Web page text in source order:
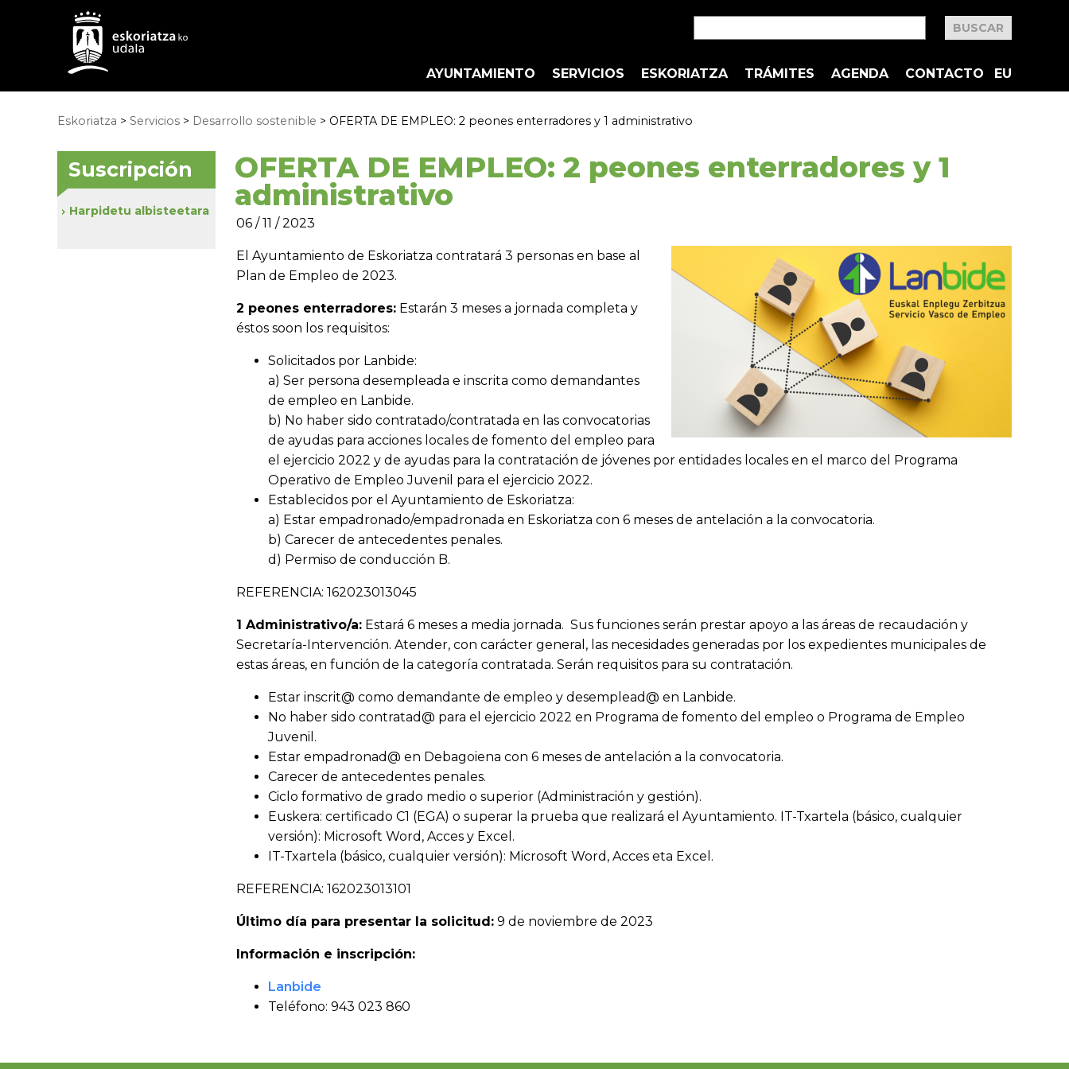
AYUNTAMIENTO SERVICIOS ESKORIATZA TRÁMITES AGENDA CONTACTO EU
Eskoriatza > Servicios > Desarrollo sostenible > OFERTA DE EMPLEO: 2 peones enterradores y 1 administrativo
OFERTA DE EMPLEO: 2 peones enterradores y 1
administrativo
06 / 11 / 2023
El Ayuntamiento de Eskoriatza contratará 3 personas en base al
Plan de Empleo de 2023.
2 peones enterradores: Estarán 3 meses a jornada completa y
éstos soon los requisitos:
Solicitados por Lanbide:
a) Ser persona desempleada e inscrita como demandantes
de empleo en Lanbide.
b) No haber sido contratado/contratada en las convocatorias
de ayudas para acciones locales de fomento del empleo para
el ejercicio 2022 y de ayudas para la contratación de jóvenes por entidades locales en el marco del Programa
Operativo de Empleo Juvenil para el ejercicio 2022.
Establecidos por el Ayuntamiento de Eskoriatza:
a) Estar empadronado/empadronada en Eskoriatza con 6 meses de antelación a la convocatoria.
b) Carecer de antecedentes penales.
d) Permiso de conducción B.
REFERENCIA: 162023013045
1 Administrativo/a: Estará 6 meses a media jornada. Sus funciones serán prestar apoyo a las áreas de recaudación y
Secretaría-Intervención. Atender, con carácter general, las necesidades generadas por los expedientes municipales de
estas áreas, en función de la categoría contratada. Serán requisitos para su contratación.
Estar inscrit@ como demandante de empleo y desemplead@ en Lanbide.
No haber sido contratad@ para el ejercicio 2022 en Programa de fomento del empleo o Programa de Empleo
Juvenil.
Estar empadronad@ en Debagoiena con 6 meses de antelación a la convocatoria.
Carecer de antecedentes penales.
Ciclo formativo de grado medio o superior (Administración y gestión).
Euskera: certificado C1 (EGA) o superar la prueba que realizará el Ayuntamiento. IT-Txartela (básico, cualquier
versión): Microsoft Word, Acces y Excel.
IT-Txartela (básico, cualquier versión): Microsoft Word, Acces eta Excel.
REFERENCIA: 162023013101
Último día para presentar la solicitud: 9 de noviembre de 2023
Información e inscripción:
Lanbide
Teléfono: 943 023 860
Suscripción
Harpidetu albisteetara